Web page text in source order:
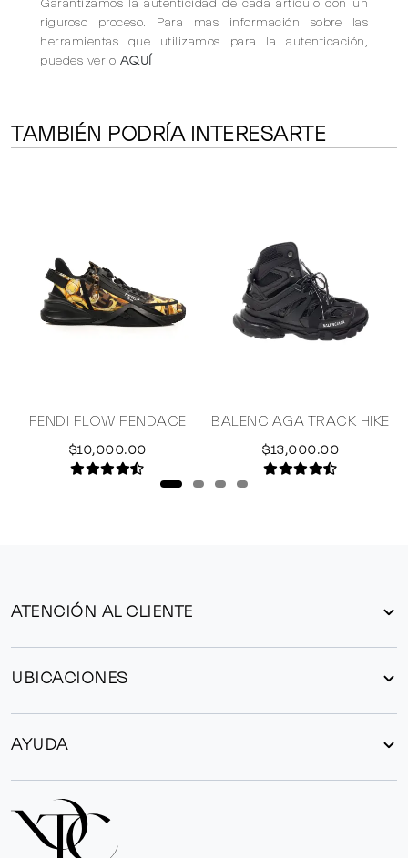
Garantizamos la autenticidad de cada artículo con un
riguroso proceso. Para mas información sobre las
herramientas que utilizamos para la autenticación,
puedes verlo AQUÍ
TAMBIÉN PODRÍA INTERESARTE
FENDI FLOW FENDACE
$10,000.00
BALENCIAGA TRACK HIKE
$13,000.00
ATENCIÓN AL CLIENTE
UBICACIONES
AYUDA